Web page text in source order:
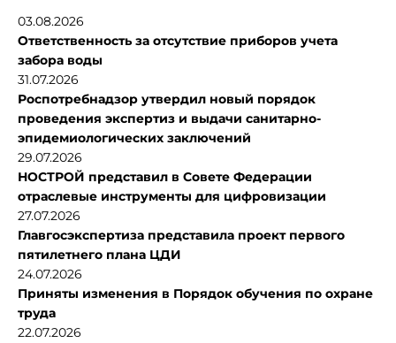
03.08.2026
Ответственность за отсутствие приборов учета
забора воды
31.07.2026
Роспотребнадзор утвердил новый порядок
проведения экспертиз и выдачи санитарно-
эпидемиологических заключений
29.07.2026
НОСТРОЙ представил в Совете Федерации
отраслевые инструменты для цифровизации
27.07.2026
Главгосэкспертиза представила проект первого
пятилетнего плана ЦДИ
24.07.2026
Приняты изменения в Порядок обучения по охране
труда
22.07.2026